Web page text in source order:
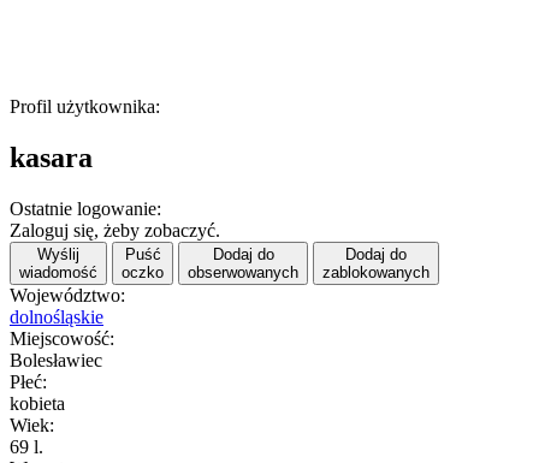
Profil użytkownika:
kasara
Ostatnie logowanie:
Zaloguj się, żeby zobaczyć.
Wyślij
wiadomość
Puść
oczko
Dodaj do
obserwowanych
Dodaj do
zablokowanych
Województwo:
dolnośląskie
Miejscowość:
Bolesławiec
Płeć:
kobieta
Wiek:
69 l.